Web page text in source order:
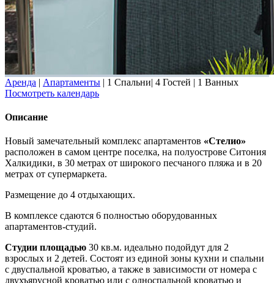
Аренда | Апартаменты | 1 Спальни| 4 Гостей | 1 Ванных
Посмотреть календарь
Описание
Новый замечательный комплекс апартаментов «Стелио»
расположен в самом центре поселка, на полуострове Ситония
Халкидики, в 30 метрах от широкого песчаного пляжа и в 20
метрах от супермаркета.
Размещение до 4 отдыхающих.
В комплексе сдаются 6 полностью оборудованных
апартаментов-студий.
Студии площадью 30 кв.м. идеально подойдут для 2
взрослых и 2 детей. Состоят из единой зоны кухни и спальни
с двуспальной кроватью, а также в зависимости от номера с
двухъярусной кроватью или с односпальной кроватью и